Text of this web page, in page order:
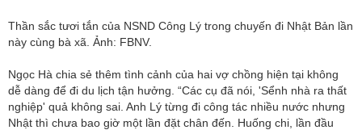
Thần sắc tươi tắn của NSND Công Lý trong chuyến đi Nhật Bản lần
này cùng bà xã. Ảnh: FBNV.
Ngọc Hà chia sẻ thêm tình cảnh của hai vợ chồng hiện tại không
dễ dàng để đi du lịch tận hưởng. “Các cụ đã nói, 'Sểnh nhà ra thất
nghiệp' quả không sai. Anh Lý từng đi công tác nhiều nước nhưng
Nhật thì chưa bao giờ một lần đặt chân đến. Huống chi, lần đầu